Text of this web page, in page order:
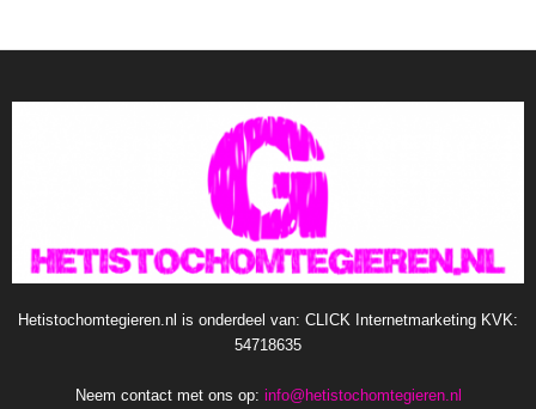
Hetistochomtegieren.nl is onderdeel van: CLICK Internetmarketing KVK:
54718635
Neem contact met ons op: info@hetistochomtegieren.nl